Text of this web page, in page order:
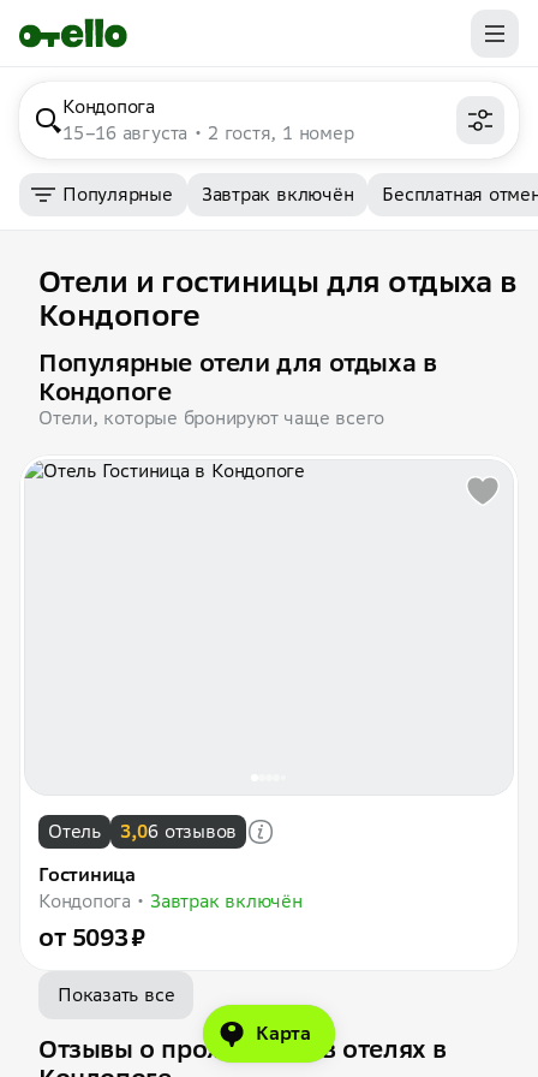
Кондопога
15–16 августа
2 гостя, 1 номер
Популярные Завтрак включён Бесплатная
Отели и гостиницы для отдыха в
Кондопоге
Популярные отели для отдыха в
Кондопоге
Отели, которые бронируют чаще всего
Отель 3,06 отзывов
Гостиница
Кондопога
Завтрак включён
от 5093 ₽
Показать все
Отзывы о проживании в отелях в
Карта